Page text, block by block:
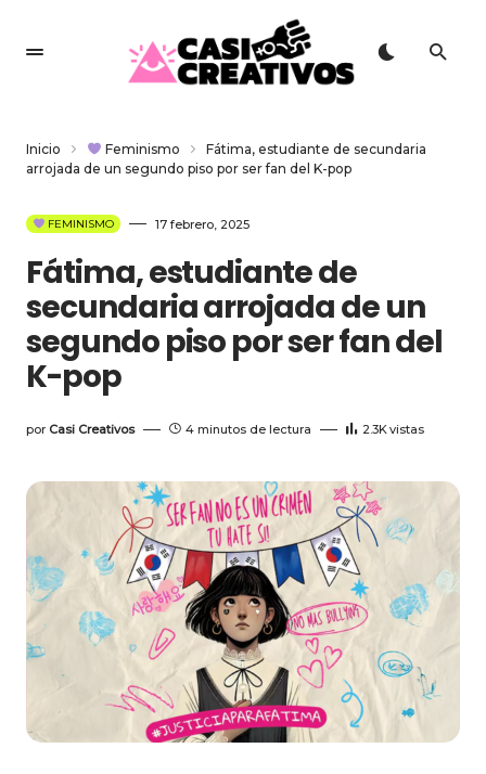
Inicio Feminismo
Fátima, estudiante de secundaria
arrojada de un segundo piso por ser fan del K-pop
FEMINISMO 17 febrero, 2025
Fátima, estudiante de
secundaria arrojada de un
segundo piso por ser fan del
K-pop
por Casi Creativos 4 minutos de lectura 2.3Kvistas